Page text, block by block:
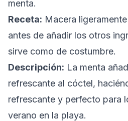
menta.
Receta: Macera
antes de añadir los otros
sirve como de costumbre.
Descripción: La menta
refrescante al cóctel,
refrescante y perfecto para
verano en la playa.